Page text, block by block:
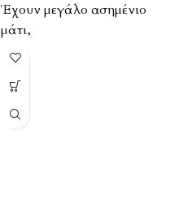
Έχουν μεγάλο ασημένιο
μάτι,
Η καρτέλα περιέχει 16
Ιδανικές και για λεπτά
υφάσματα και κεντήματα.